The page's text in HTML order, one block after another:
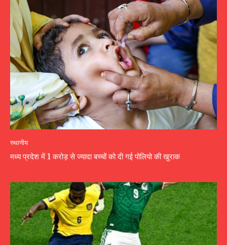
स्थानीय
मध्य प्रदेश में 1 करोड़ से ज्यादा बच्चों को दी गई पोलियो की खुराक